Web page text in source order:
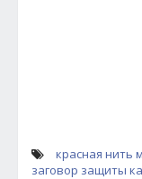
красная нить
заговор защиты